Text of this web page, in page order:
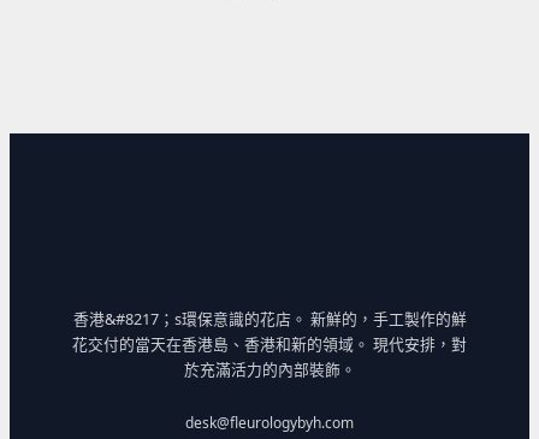
香港&#8217；s環保意識的花店。 新鮮的，手工製作的鮮
花交付的當天在香港島、香港和新的領域。 現代安排，對
於充滿活力的內部裝飾。
desk@fleurologybyh.com